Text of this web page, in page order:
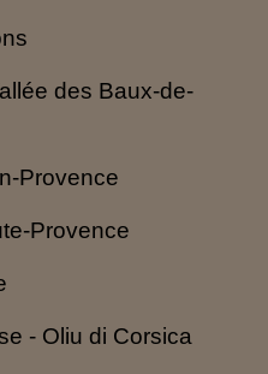
des Baux-de-
Provence
Provence
- Oliu di Corsica